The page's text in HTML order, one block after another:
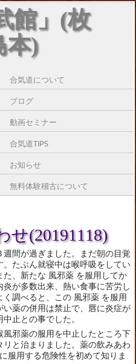
館」(枚
本)
合気道について
ブログ
動画セミナー
合気道TIPS
お知らせ
無料体験稽古について
せ(20191118)
週間が過ぎました。まだ朝の目覚
。たぶん就寝中は喉呼吸をしてい
た、新たな 風邪薬 を服用してか
炎が多数出来、熱い食事に苦労し
く調べると、この 風邪薬 を服用
い薬の併用は禁止で、唇に炎症が
止との事でした。
風邪薬の服用を中止したところ下
リと治まりました。薬の飲みあわ
服用する危険性を初めて知りま